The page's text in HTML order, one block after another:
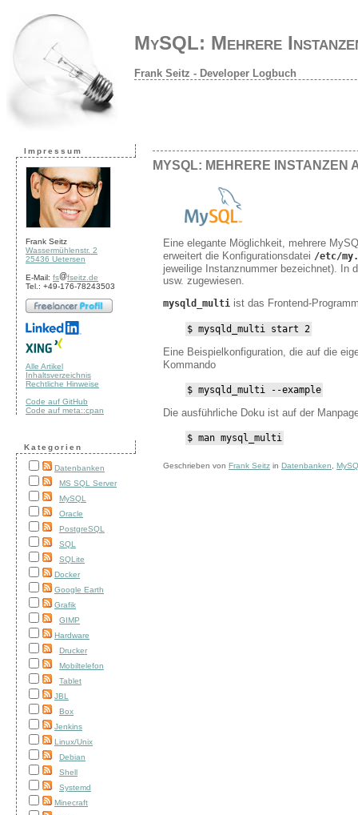
MySQL: Mehrere
Frank Seitz - Developer Logbuch
Impressum
Frank Seitz
Wassermühlenstr. 2
25436 Uetersen
E-Mail: fs
fseitz.de
Tel.: +49-176-78243503
Alle Artikel
Inhaltsverzeichnis
Rechtliche Hinweise
Code auf GitHub
Code auf meta::cpan
Kategorien
Datenbanken
MS SQL Server
MySQL
Oracle
PostgreSQL
SQL
SQLite
Docker
Google Earth
Grafik
GIMP
Hardware
Drucker
Mobiltelefon
Tablet
JBL
Box
Jenkins
Linux/Unix
Debian
Shell
Systemd
Minecraft
MYSQL: MEHRERE INSTANZEN
Eine elegante Möglichkeit, mehrere
erweitert die Konfigurationsdatei /etc/
jeweilige Instanznummer bezeichnet). In
usw. zugewiesen.
mysqld_multi ist das Frontend-
$ mysqld_multi start 2
Eine Beispielkonfiguration, die auf die
Kommando
$ mysqld_multi --example
Die ausführliche Doku ist auf der
$ man mysql_multi
Geschrieben von Frank Seitz in Datenbanken